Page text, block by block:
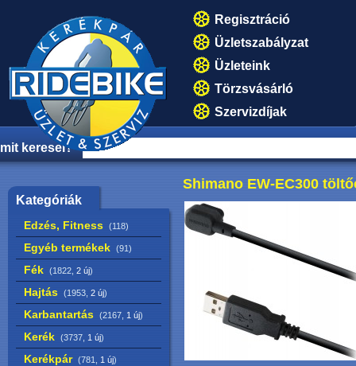
Regisztráció
Üzletszabályzat
Üzleteink
Törzsvásárló
Szervizdíjak
mit keresel?
Kategóriák
Edzés, Fitness (118)
Egyéb termékek (91)
Fék (1822, 2 új)
Hajtás (1953, 2 új)
Karbantartás (2167, 1 új)
Kerék (3737, 1 új)
Kerékpár (781, 1 új)
Shimano EW-EC300